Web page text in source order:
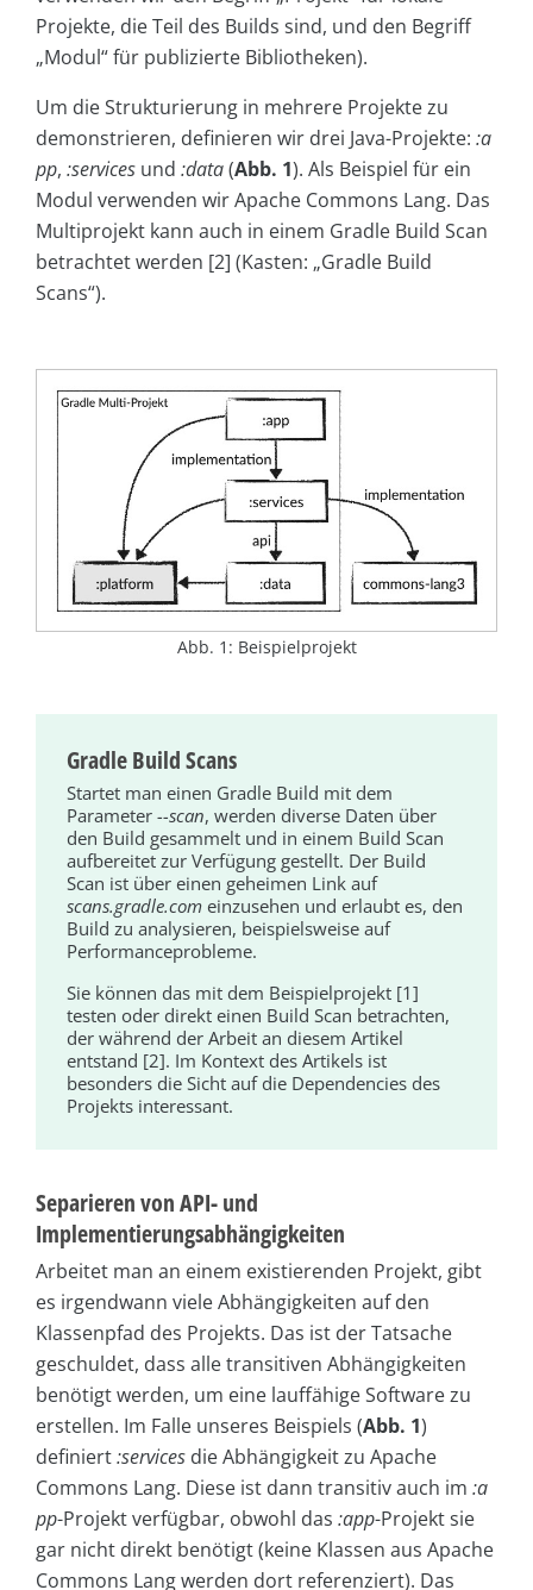
Projekte, die Teil des Builds sind, und den Begriff
„Modul“ für publizierte Bibliotheken).
Um die Strukturierung in mehrere Projekte zu
demonstrieren, definieren wir drei Java-Projekte: :a
pp, :services und :data(Abb. 1). Als Beispiel für ein
Modul verwenden wir Apache Commons Lang. Das
Multiprojekt kann auch in einem Gradle Build Scan
betrachtet werden [2] (Kasten: „Gradle Build
Scans“).
Abb. 1: Beispielprojekt
Gradle Build Scans
Startet man einen Gradle Build mit dem
Parameter--scan, werden diverse Daten über
den Build gesammelt und in einem Build Scan
aufbereitet zur Verfügung gestellt. Der Build
Scan ist über einen geheimen Link auf
scans.gradle.com einzusehen und erlaubt es, den
Build zu analysieren, beispielsweise auf
Performanceprobleme.
Sie können das mit dem Beispielprojekt [1]
testen oder direkt einen Build Scan betrachten,
der während der Arbeit an diesem Artikel
entstand [2]. Im Kontext des Artikels ist
besonders die Sicht auf die Dependencies des
Projekts interessant.
Separieren von API- und
Implementierungsabhängigkeiten
Arbeitet man an einem existierenden Projekt, gibt
es irgendwann viele Abhängigkeiten auf den
Klassenpfad des Projekts. Das ist der Tatsache
geschuldet, dass alle transitiven Abhängigkeiten
benötigt werden, um eine lauffähige Software zu
erstellen. Im Falle unseres Beispiels (Abb. 1)
definiert:services die Abhängigkeit zu Apache
Commons Lang. Diese ist dann transitiv auch im :a
pp-Projekt verfügbar, obwohl das :app-Projekt sie
gar nicht direkt benötigt (keine Klassen aus Apache
Commons Lang werden dort referenziert). Das